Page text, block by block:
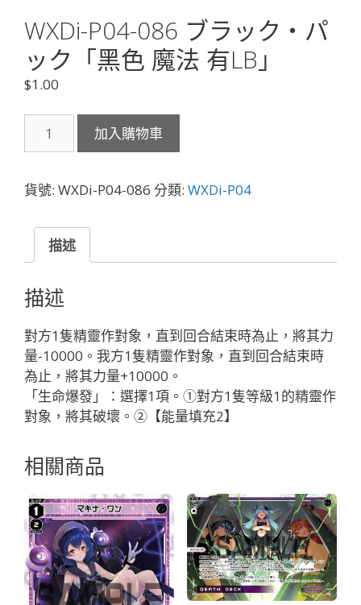
WXDi-P04-086 ブラック・パ
ック「黑色 魔法 有LB」
$1.00
P04-
ブ
ッ
ク・
パ
ッ
ク
「黑
色
魔
法
有
LB」
量
加入購物車
貨號: WXDi-P04-086 分類: WXDi-P04
描述
描述
對方1隻精靈作對象，直到回合結束時為止，將其力
量-10000。我方1隻精靈作對象，直到回合結束時
為止，將其力量+10000。
「生命爆發」：選擇1項。①對方1隻等級1的精靈作
對象，將其破壞。②【能量填充2】
相關商品